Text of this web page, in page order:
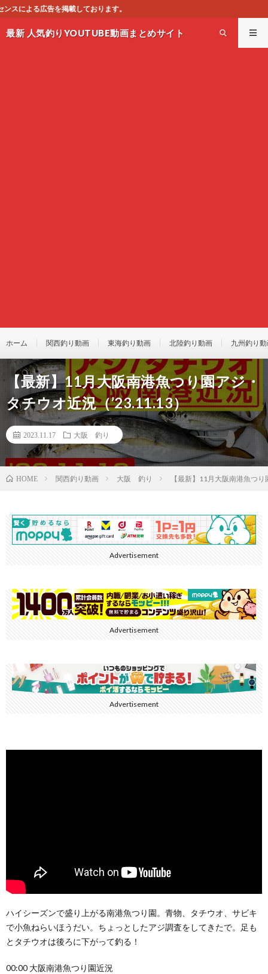
。
最新 人気釣りYOUTUBE動画まとめサイト
ホーム 関西釣り動画 東海釣り動画 北陸釣り動画 九州釣り
【最新】11月大阪南港魚つり園アジ・
タチウオ近況（’23.11.13）
2023.11.17 大阪 釣り
HOME 関西釣り動画 大阪 釣り 【最新】11月大阪南港魚つ
Advertisement
Advertisement
Advertisement
ハイシーズンで盛り上がる南港魚つり園。青物、タチウオ、サビキ
で小魚ねらいほうだい。ちょっとしたアジ調査をしてきたで。足も
とタチウオは後ろに下がって釣る！
00:00 大阪南港魚つり園近況